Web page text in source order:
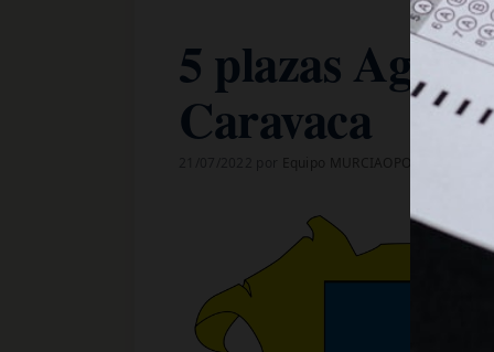
5 plazas
Caravaca
Equipo